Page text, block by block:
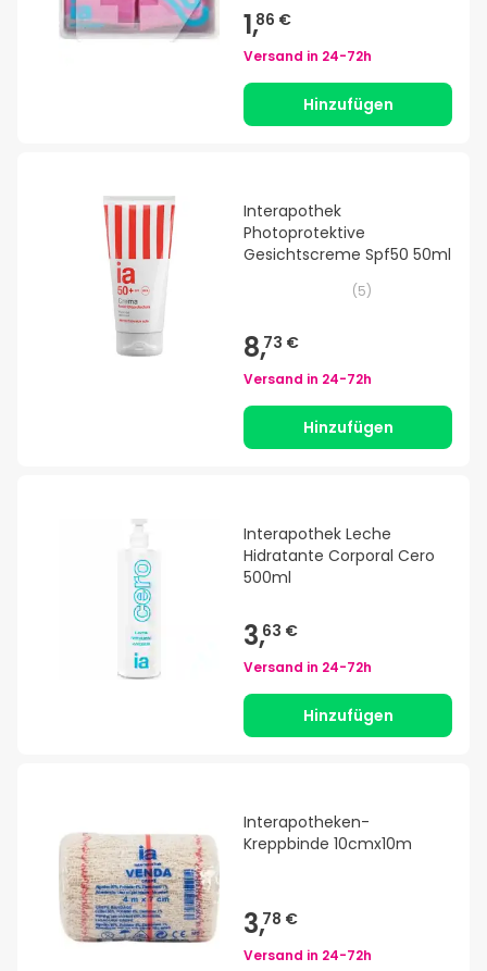
1,86 €
Versand in 24-72h
Hinzufügen
Interapothek
Photoprotektive
Gesichtscreme Spf50 50ml
(5)
8,73 €
Versand in 24-72h
Hinzufügen
Interapothek Leche
Hidratante Corporal Cero
500ml
3,63 €
Versand in 24-72h
Hinzufügen
Interapotheken-
Kreppbinde 10cmx10m
3,78 €
Versand in 24-72h